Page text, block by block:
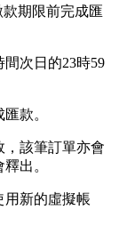
期限前完成匯
次日的23時59
款。
，該筆訂單亦會
出。
用新的虛擬帳